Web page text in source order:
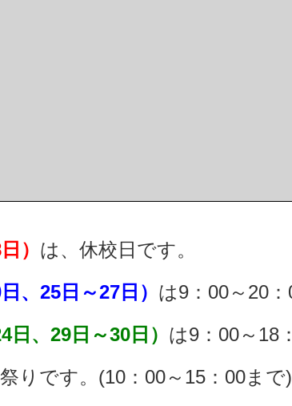
） は、休校日です。
、25日～27日） は9：00～20
、29日～30日） は9：00～18
りです。(10：00～15：00まで)